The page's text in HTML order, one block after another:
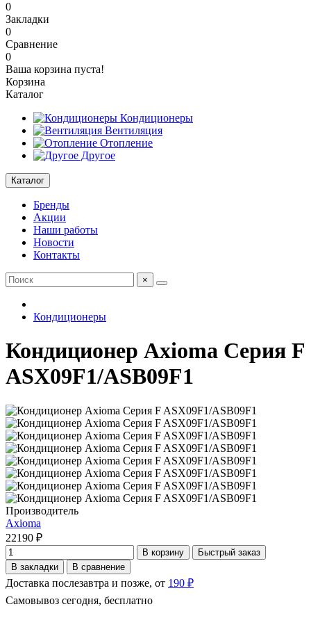
0
Закладки
0
Сравнение
0
Ваша корзина пуста!
Корзина
Каталог
Кондиционеры
Вентиляция
Отопление
Другое
Каталог
Бренды
Акции
Наши работы
Новости
Контакты
×
Кондиционеры
Кондиционер Axioma Серия F
ASX09F1/ASB09F1
Производитель
Axioma
22190 ₽
В корзину
Быстрый заказ
В закладки
В сравнение
Доставка послезавтра и позже, от 190 ₽
Самовывоз сегодня, бесплатно